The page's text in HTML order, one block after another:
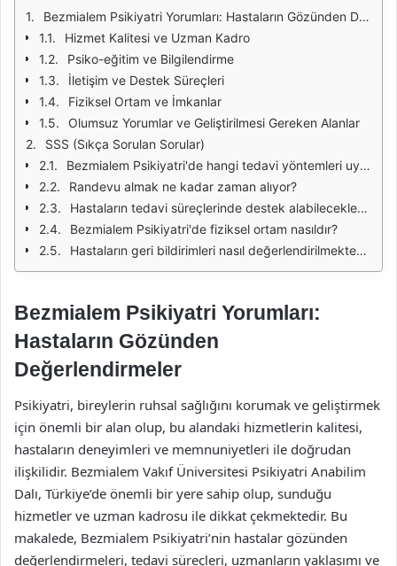
Bezmialem Psikiyatri Yorumları: Hastaların Gözünden Değerlendirmeler
Hizmet Kalitesi ve Uzman Kadro
Psiko-eğitim ve Bilgilendirme
İletişim ve Destek Süreçleri
Fiziksel Ortam ve İmkanlar
Olumsuz Yorumlar ve Geliştirilmesi Gereken Alanlar
SSS (Sıkça Sorulan Sorular)
Bezmialem Psikiyatri'de hangi tedavi yöntemleri uygulanmaktadır?
Randevu almak ne kadar zaman alıyor?
Hastaların tedavi süreçlerinde destek alabilecekleri kaynaklar nelerdir?
Bezmialem Psikiyatri'de fiziksel ortam nasıldır?
Hastaların geri bildirimleri nasıl değerlendirilmektedir?
Bezmialem Psikiyatri Yorumları:
Hastaların Gözünden
Değerlendirmeler
Psikiyatri, bireylerin ruhsal sağlığını korumak ve geliştirmek
için önemli bir alan olup, bu alandaki hizmetlerin kalitesi,
hastaların deneyimleri ve memnuniyetleri ile doğrudan
ilişkilidir. Bezmialem Vakıf Üniversitesi Psikiyatri Anabilim
Dalı, Türkiye’de önemli bir yere sahip olup, sunduğu
hizmetler ve uzman kadrosu ile dikkat çekmektedir. Bu
makalede, Bezmialem Psikiyatri’nin hastalar gözünden
değerlendirmeleri, tedavi süreçleri, uzmanların yaklaşımı ve